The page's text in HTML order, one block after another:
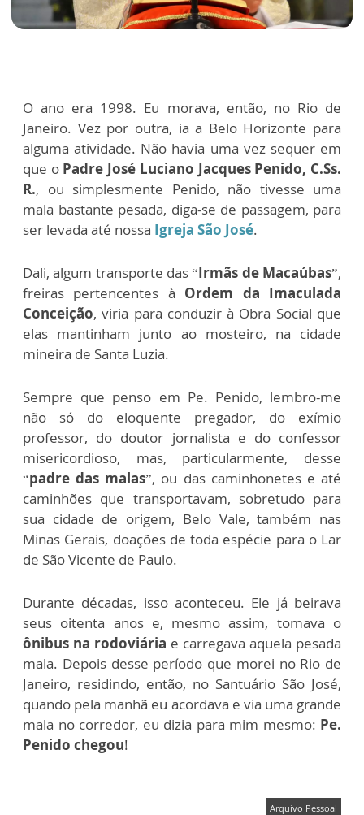
O ano era 1998. Eu morava, então, no Rio de
Janeiro. Vez por outra, ia a Belo Horizonte para
alguma atividade. Não havia uma vez sequer em
que oPadre José Luciano Jacques Penido, C.Ss.
R., ou simplesmente Penido, não tivesse uma
mala bastante pesada, diga-se de passagem, para
ser levada até nossa Igreja São José.
Dali, algum transporte das “Irmãs de Macaúbas”,
freiras pertencentes à Ordem da Imaculada
Conceição, viria para conduzir à Obra Social que
elas mantinham junto ao mosteiro, na cidade
mineira de Santa Luzia.
Sempre que penso em Pe. Penido, lembro-me
não só do eloquente pregador, do exímio
professor, do doutor jornalista e do confessor
misericordioso, mas, particularmente, desse
“padre das malas”, ou das caminhonetes e até
caminhões que transportavam, sobretudo para
sua cidade de origem, Belo Vale, também nas
Minas Gerais, doações de toda espécie para o Lar
de São Vicente de Paulo.
Durante décadas, isso aconteceu. Ele já beirava
seus oitenta anos e, mesmo assim, tomava o
ônibus na rodoviária e carregava aquela pesada
mala. Depois desse período que morei no Rio de
Janeiro, residindo, então, no Santuário São José,
quando pela manhã eu acordava e via uma grande
mala no corredor, eu dizia para mim mesmo: Pe.
Penido chegou!
Arquivo Pessoal